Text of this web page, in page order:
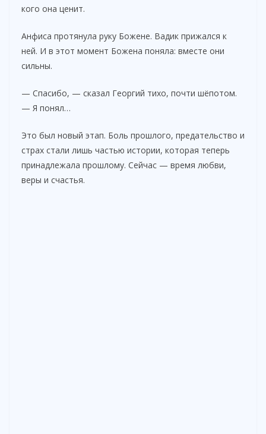
кого она ценит.
Анфиса протянула руку Божене. Вадик прижался к
ней. И в этот момент Божена поняла: вместе они
сильны.
— Спасибо, — сказал Георгий тихо, почти шёпотом.
— Я понял…
Это был новый этап. Боль прошлого, предательство и
страх стали лишь частью истории, которая теперь
принадлежала прошлому. Сейчас — время любви,
веры и счастья.